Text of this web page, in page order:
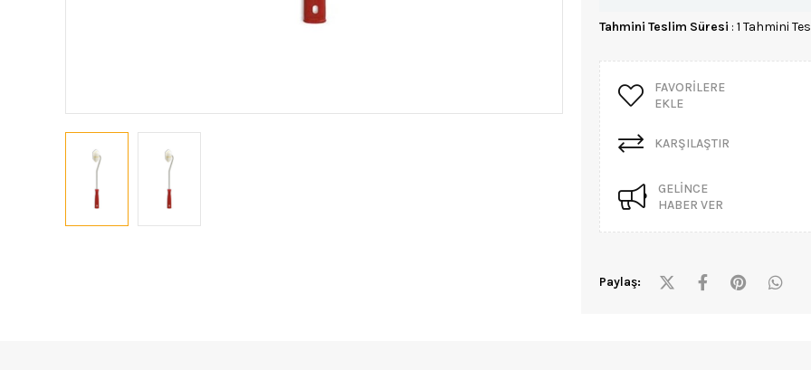
Tahmini Teslim Süresi : 1 Tahmini
FAVORILERE
EKLE
KARŞILAŞTIR
GELINCE
HABER VER
Paylaş: